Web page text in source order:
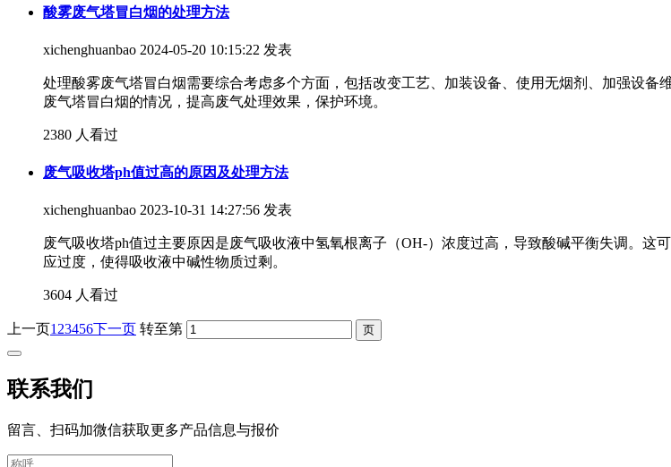
酸雾废气塔冒白烟的处理方法
xichenghuanbao 2024-05-20 10:15:22 发表
处理酸雾废气塔冒白烟需要综合考虑多个方面，包括改变工艺、加装设备、使用无烟剂、加强设
废气塔冒白烟的情况，提高废气处理效果，保护环境。
2380 人看过
废气吸收塔ph值过高的原因及处理方法
xichenghuanbao 2023-10-31 14:27:56 发表
废气吸收塔ph值过主要原因是废气吸收液中氢氧根离子（OH-）浓度过高，导致酸碱平衡失调。
应过度，使得吸收液中碱性物质过剩。
3604 人看过
上一页1 23456下一页 转至第
联系我们
留言、扫码加微信获取更多产品信息与报价